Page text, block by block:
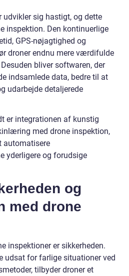
udvikler sig hastigt, og dette
inspektion. Den kontinuerlige
GPS-nøjagtighed og
droner endnu mere værdifulde
bliver softwaren, der
indsamlede data, bedre til at
udarbejde detaljerede
er integrationen af kunstig
med drone inspektion,
automatisere
yderligere og forudsige
og
med drone
inspektioner er sikkerheden.
udsat for farlige situationer ved
tilbyder droner et